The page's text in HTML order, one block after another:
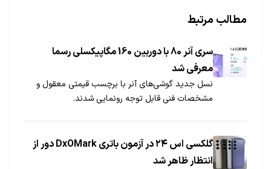
مطالب مرتبط
سری آنر 80 با دوربین 160 مگاپیکسلی رسما
معرفی شد
نسل جدید گوشی‌های آنر با برچسب قیمتی معقول و
مشخصات فنی قابل توجه رونمایی شدند.
گلکسی اس ۲۴ در آزمون باتری DxOMark دور از
انتظار ظاهر شد